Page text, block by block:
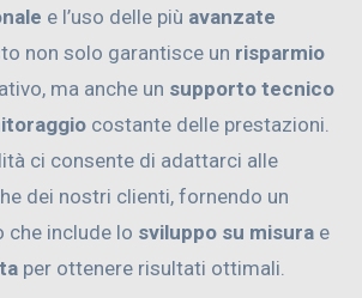
e l’uso delle più avanzate
non solo garantisce un risparmio
ma anche un supporto tecnico
costante delle prestazioni.
ci consente di adattarci alle
dei nostri clienti, fornendo un
che include lo sviluppo su misura e
per ottenere risultati ottimali.